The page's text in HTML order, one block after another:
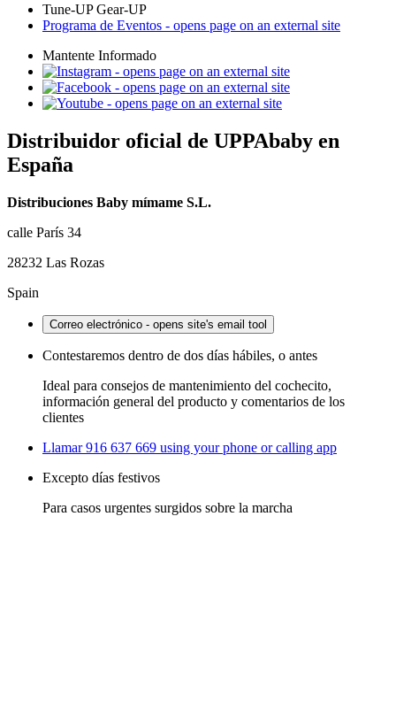
Tune-UP Gear-UP
Programa de Eventos - opens page on an external site
Mantente Informado
- opens page on an external site
- opens page on an external site
- opens page on an external site
Distribuidor oficial de UPPAbaby en
España
Distribuciones Baby mímame S.L.
calle París 34
28232 Las Rozas
Spain
Correo electrónico - opens site's email tool
Contestaremos dentro de dos días hábiles, o antes
Ideal para consejos de mantenimiento del cochecito,
información general del producto y comentarios de los
clientes
Llamar 916 637 669 using your phone or calling app
Excepto días festivos
Para casos urgentes surgidos sobre la marcha